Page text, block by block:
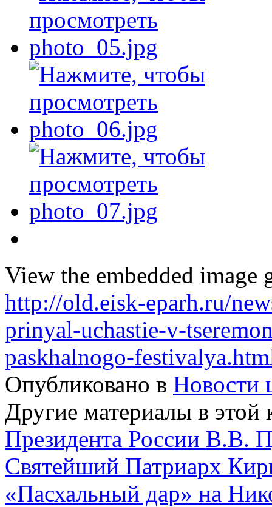
View the embedded image
http://old.eisk-eparh.ru/
prinyal-uchastie-v-
paskhalnogo-
Опубликовано в Новости
Другие материалы в этой
Президента России В.В.
Святейший Патриарх
«Пасхальный дар» на